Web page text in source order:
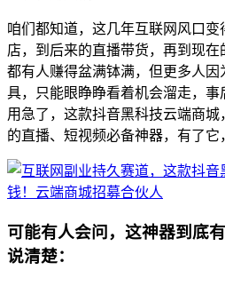
咱们都知道，这几年互联网风口
店，到后来的直播带货，再到现在
都有人赚得盆满钵满，但更多人
具，只能眼睁睁看着机会溜走，
用急了，这款抖音黑科技云端商城
的直播、短视频必备神器，有了它
可能有人会问，这神器到底
说清楚：